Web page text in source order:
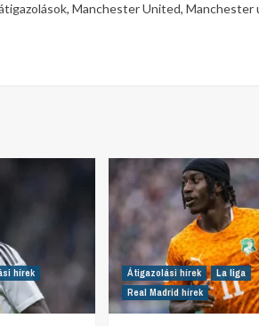
, Manchester United, Manchester
hírek
Átigazolási hírek
La liga
Real Madrid hírek